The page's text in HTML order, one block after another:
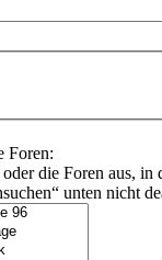
Foren:
die Foren aus,
unten nicht